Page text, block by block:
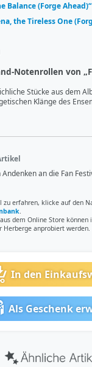
Balance (Forge Ahead)“
the Tireless One
Notenrollen von
Stücke aus dem
Klänge des
an die Fan
erfahren, klicke auf den
.
dem Online Store können
Herberge anprobiert werden.
In den
Als Geschenk